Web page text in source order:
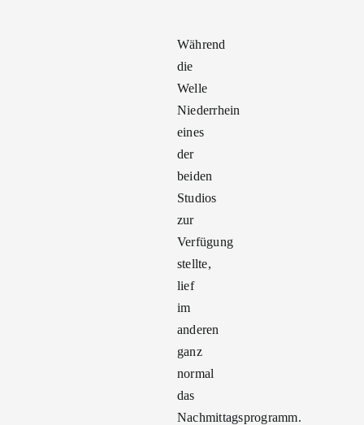
Während
die
Welle
Niederrhein
eines
der
beiden
Studios
zur
Verfügung
stellte,
lief
im
anderen
ganz
normal
das
Nachmittagsprogramm.